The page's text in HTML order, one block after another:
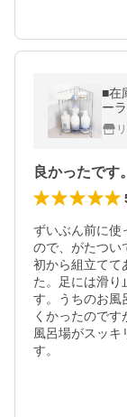
■在
ー
ラ
用
良かったです。
ずいぶん前に使
ので、がたつい
初から組立てて
た。足には滑り
す。うちのお風
くかったので
風呂場がスッキ
す。